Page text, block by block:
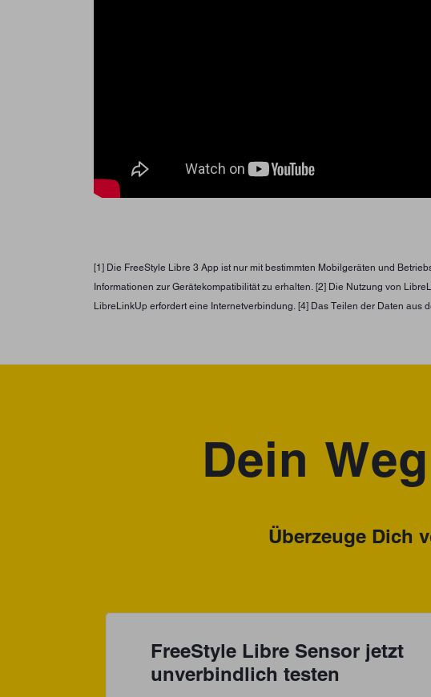
[1] Die FreeStyle Libre 3 App ist nur mit bestimmten Mobilgeräten und
Informationen zur Gerätekompatibilität zu erhalten. [2] Die Nutzung von
LibreLinkUp erfordert eine Internetverbindung. [4] Das Teilen der Daten
Dein
Überzeuge Dich
FreeStyle Libre Sensor jetzt
unverbindlich testen